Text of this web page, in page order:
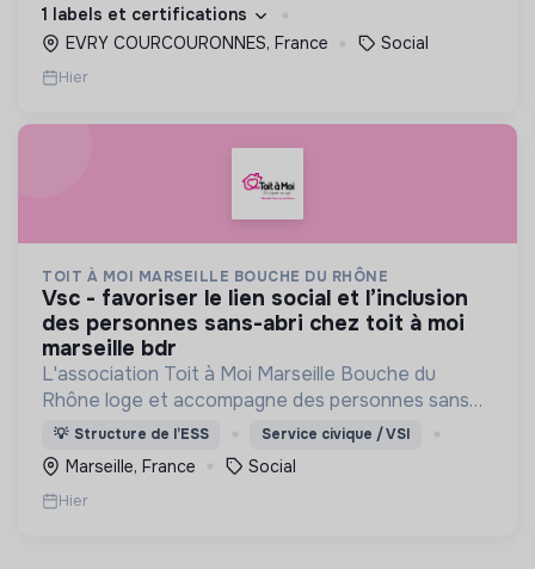
1 labels et certifications
EVRY COURCOURONNES, France
Social
Hier
TOIT À MOI MARSEILLE BOUCHE DU RHÔNE
vsc - favoriser le lien social et l’inclusion
des personnes sans-abri chez toit à moi
marseille bdr
L'association Toit à Moi Marseille Bouche du
Rhône loge et accompagne des personnes sans
abris vers un avenir sans rue.
💡 Structure de l’ESS Service civique / VSI
Marseille, France Social
Hier